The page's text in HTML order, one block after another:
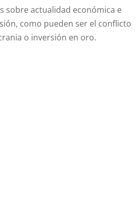
sobre actualidad económica e
como pueden ser el conflicto
o inversión en oro.